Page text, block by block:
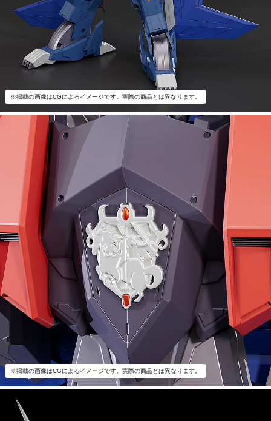
※掲載の画像はCGによるイメージです。実際の商品とは異なります。
※掲載の画像はCGによるイメージです。実際の商品とは異なります。